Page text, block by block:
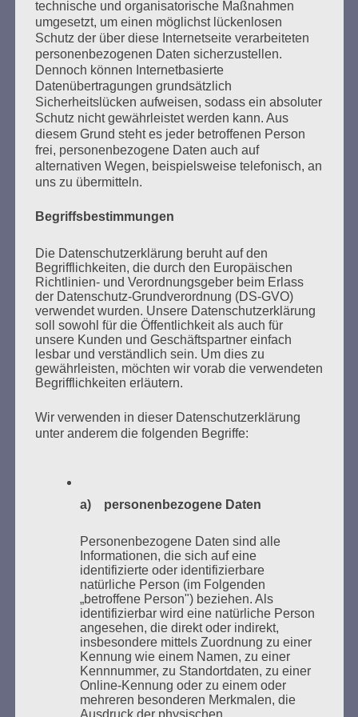
Esther Bejarano
SUCHEN
NACH:
MARATHONLESUNG AUS DEN
VERBRANNTEN BÜCHERN
Zum 26. Mal gibt es eine Marathonlesung anlässlich
des Gedenkens an die Verbrennung von Büchern am
Studentenorganisationen und Burschenschaftler
Bücher verbrannten.
Weitere Informationen:lesezeichen-setzen.de
GEDENKEN UND ERINNERN BEGINNT IN
UNSERER NACHBARSCHAFT
technische und organisatorische Maßnahmen
umgesetzt, um einen möglichst lückenlosen
Schutz der über diese Internetseite verarbeiteten
personenbezogenen Daten sicherzustellen.
Dennoch können Internetbasierte
Datenübertragungen grundsätzlich
Sicherheitslücken aufweisen, sodass ein absoluter
Schutz nicht gewährleistet werden kann. Aus
diesem Grund steht es jeder betroffenen Person
frei, personenbezogene Daten auch auf
alternativen Wegen, beispielsweise telefonisch, an
uns zu übermitteln.
Begriffsbestimmungen
Die Datenschutzerklärung beruht auf den
Begrifflichkeiten, die durch den Europäischen
Richtlinien- und Verordnungsgeber beim Erlass
der Datenschutz-Grundverordnung (DS-GVO)
verwendet wurden. Unsere Datenschutzerklärung
soll sowohl für die Öffentlichkeit als auch für
unsere Kunden und Geschäftspartner einfach
lesbar und verständlich sein. Um dies zu
gewährleisten, möchten wir vorab die verwendeten
Begrifflichkeiten erläutern.
Wir verwenden in dieser Datenschutzerklärung
unter anderem die folgenden Begriffe:
a) personenbezogene Daten
Personenbezogene Daten sind alle
Informationen, die sich auf eine
identifizierte oder identifizierbare
natürliche Person (im Folgenden
„betroffene Person") beziehen. Als
identifizierbar wird eine natürliche Person
angesehen, die direkt oder indirekt,
insbesondere mittels Zuordnung zu einer
Kennung wie einem Namen, zu einer
Kennnummer, zu Standortdaten, zu einer
Online-Kennung oder zu einem oder
mehreren besonderen Merkmalen, die
Ausdruck der physischen,